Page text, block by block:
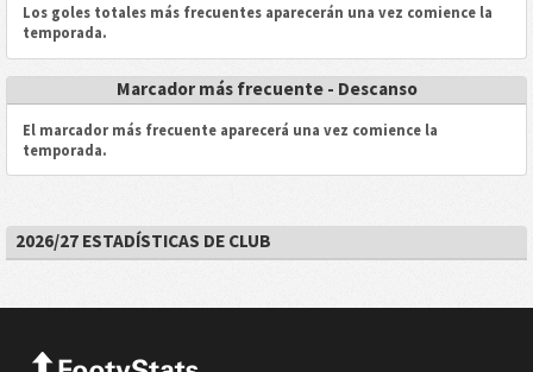
Los goles totales más frecuentes aparecerán una vez comience la
temporada.
Marcador más frecuente - Descanso
El marcador más frecuente aparecerá una vez comience la
temporada.
2026/27 ESTADÍSTICAS DE CLUB